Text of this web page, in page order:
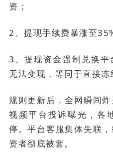
资；
2、提现手续费暴涨至
3、提现资金强制兑换平
无法变现，等同于直接冻
规则更新后，全网瞬间
视频平台投诉曝光，各
停。平台客服集体失联
资者彻底被套。